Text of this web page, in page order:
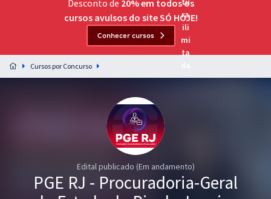
Preparação completa e intensiva para as principais
residências em saúde do Brasil
Graduação
Desconto de 20% em todos os
cursos avulsos do site SÓ HOJE!
Conhecer cursos
Cursos por Concurso
Edital publicado (Em andamento)
PGE RJ - Procuradoria-Geral